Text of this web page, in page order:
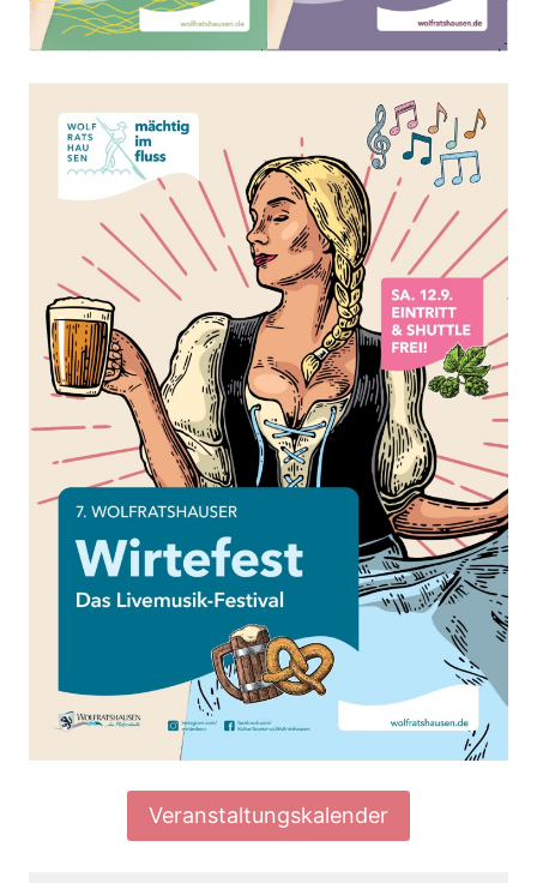
Veranstaltungskalender